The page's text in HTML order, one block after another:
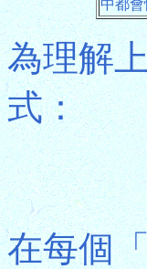
中都
為理解
式：
在每個